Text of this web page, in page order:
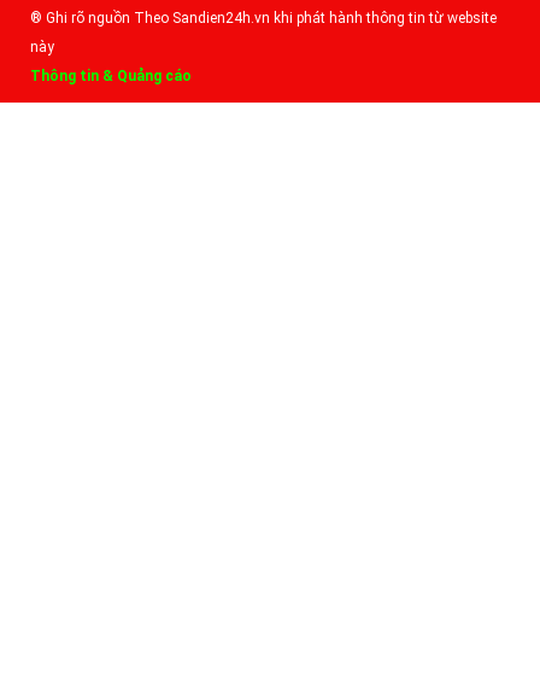
® Ghi rõ nguồn Theo Sandien24h.vn khi phát hành thông tin từ website
này
Thông tin & Quảng cáo